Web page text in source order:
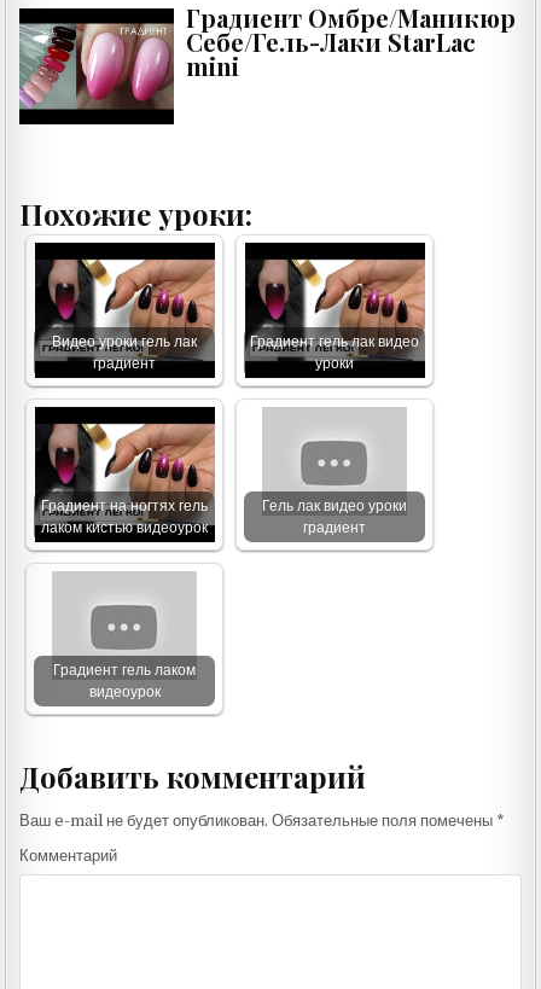
Градиент Омбре/Маникюр
Себе/Гель-Лаки StarLac
mini
Похожие уроки:
Видео уроки гель лак
градиент
Градиент гель лак видео
уроки
Градиент на ногтях гель
лаком кистью видеоурок
Гель лак видео уроки
градиент
Градиент гель лаком
видеоурок
Добавить комментарий
Ваш e-mail не будет опубликован. Обязательные поля помечены *
Комментарий